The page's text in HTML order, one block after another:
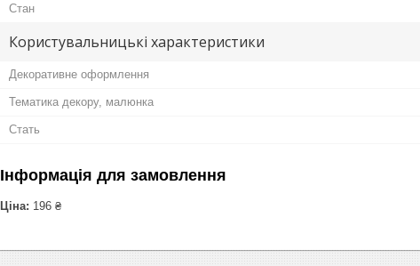
Стан
Користувальницькі характеристики
Декоративне оформлення
Тематика декору, малюнка
Стать
Інформація для замовлення
Ціна: 196 ₴